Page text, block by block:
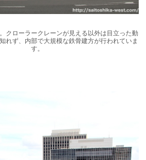
クローラークレーンが見える以外は目立った動
れず、内部で大規模な鉄骨建方が行われていま
す。